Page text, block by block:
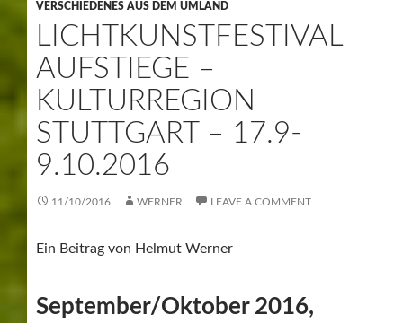
VERSCHIEDENES AUS DEM UMLAND
LICHTKUNSTFESTIVAL
AUFSTIEGE –
KULTURREGION
STUTTGART – 17.9-
9.10.2016
11/10/2016 WERNER LEAVE A COMMENT
Ein Beitrag von Helmut Werner
September/Oktober 2016,